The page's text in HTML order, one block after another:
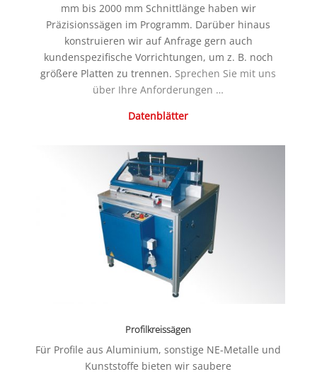
mm bis 2000 mm Schnittlänge haben wir
Präzisionssägen im Programm. Darüber hinaus
konstruieren wir auf Anfrage gern auch
kundenspezifische Vorrichtungen, um z. B. noch
größere Platten zu trennen. Sprechen Sie mit uns
über Ihre Anforderungen …
Datenblätter
Profilkreissägen
Für Profile aus Aluminium, sonstige NE-Metalle und
Kunststoffe bieten wir saubere